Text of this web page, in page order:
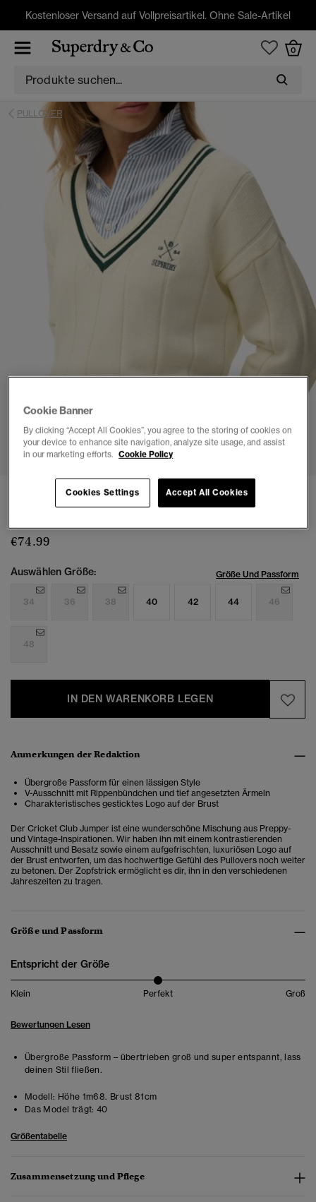
Kostenloser Versand auf Vollpreisartikel. Ohne Sale-Artikel
0
PULLOVER
1 2 3 4 5
Cricket Club Jumper
€74.99
Auswählen Größe: Größe Und Passform
34 36 38 40 42 44 46
48
IN DEN WARENKORB LEGEN
Anmerkungen der Redaktion
Übergroße Passform für einen lässigen Style
V-Ausschnitt mit Rippenbündchen und tief angesetzten Ärmeln
Charakteristisches gesticktes Logo auf der Brust
Der Cricket Club Jumper ist eine wunderschöne Mischung aus Preppy-
und Vintage-Inspirationen. Wir haben ihn mit einem kontrastierenden
Ausschnitt und Besatz sowie einem aufgefrischten, luxuriösen Logo auf
der Brust entworfen, um das hochwertige Gefühl des Pullovers noch weiter
zu betonen. Der Zopfstrick ermöglicht es dir, ihn in den verschiedenen
Jahreszeiten zu tragen.
Größe und Passform
Entspricht der Größe
Klein Perfekt Groß
Bewertungen Lesen
Übergroße Passform – übertrieben groß und super entspannt, lass
deinen Stil fließen.
Modell: Höhe 1m68. Brust 81cm
Das Model trägt: 40
Größentabelle
Zusammensetzung und Pflege
Cookie Banner
By clicking “Accept All Cookies”, you agree to the storing of cookies on
your device to enhance site navigation, analyze site usage, and assist
in our marketing efforts. Cookie Policy
Accept All Cookies
Cookies Settings